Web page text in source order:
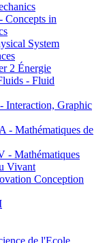
Concepts in
System
2 Énergie
- Fluid
Graphic
Mathématiques de
- Mathématiques
Vivant
Conception
de l'Ecole